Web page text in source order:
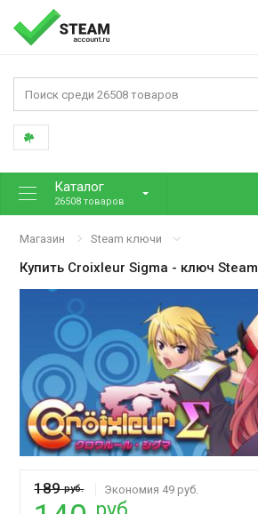
Каталог
26508 товаров
Магазин Steam ключи
Купить Croixleur Sigma - ключ Steam
189руб. Экономия 49 руб.